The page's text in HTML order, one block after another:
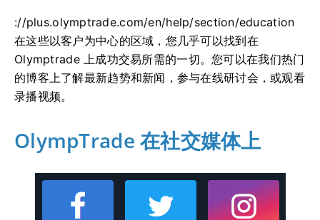
://plus.olymptrade.com/en/help/section/education
在这些以客户为中心的区域，您几乎可以找到在
Olymptrade 上成功交易所需的一切。您可以在我们热门
的博客上了解最新趋势和新闻，参与在线研讨会，或观看
录播视频。
OlympTrade 在社交媒体上